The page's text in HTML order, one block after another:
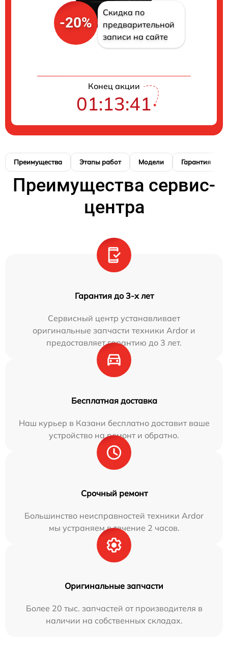
-20%
Скидка по
предварительной
записи на сайте
Конец акции
01:13:40
Преимущества Этапы работ Модели Гарантия
Преимущества сервис-
центра
Гарантия до 3-х лет
Сервисный центр устанавливает
оригинальные запчасти техники Ardor и
предоставляет гарантию до 3 лет.
Бесплатная доставка
Наш курьер в Казани бесплатно доставит ваше
устройство на ремонт и обратно.
Срочный ремонт
Большинство неисправностей техники Ardor
мы устраняем в течение 2 часов.
Оригинальные запчасти
Более 20 тыс. запчастей от производителя в
наличии на собственных складах.